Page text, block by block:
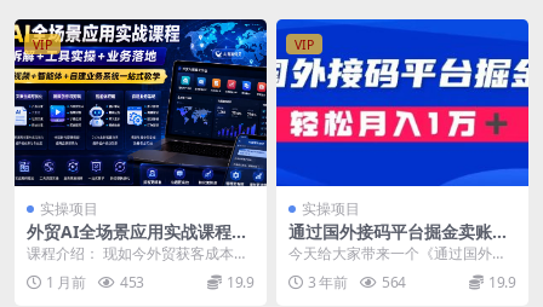
VIP
实操项目
外贸AI全场景应用实战课程｜
逻辑拆解+工具实操+业务落
地，图片文案视频+智能体+自
建业务系统一站式教学
课程介绍： 现如今外贸获客成本持
续走高，单纯依靠人工开发客户效
率越来越低。很多外...
1 月前 453 19.9
VIP
实操项目
通过国外接码平台掘金卖账
号： 单号成本1.3，利润10
＋，轻松月入1万＋
今天给大家带来一个《通过国外接
码平台掘金卖账号： 单号成本1.3，
利润10＋，轻...
3 年前 564 19.9